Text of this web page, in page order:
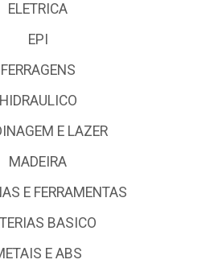
ELETRICA
EPI
FERRAGENS
HIDRAULICO
E LAZER
MADEIRA
E FERRAMENTAS
BASICO
E ABS